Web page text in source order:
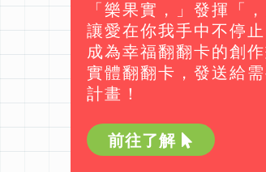
「樂果實，」發揮「
讓愛在你我手中不停
成為幸福翻翻卡的創
實體翻翻卡，發送給
計畫！
前往了解